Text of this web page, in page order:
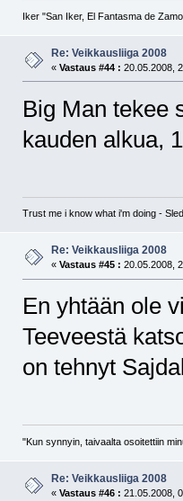
Iker "San Iker, El Fantasma de
Re: Veikkausliiga 2008
« Vastaus #44 : 20.05.2008,
Big Man tekee
kauden alkua,
Trust me i know what i'm doing -
Re: Veikkausliiga 2008
« Vastaus #45 : 20.05.2008,
En yhtään ole
Teeveestä
on tehnyt
"Kun synnyin, taivaalta osoitettiin
Re: Veikkausliiga 2008
« Vastaus #46 : 21.05.2008,